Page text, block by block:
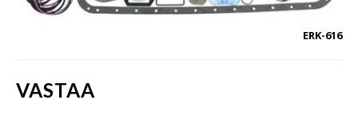
ERK-616
VASTAA